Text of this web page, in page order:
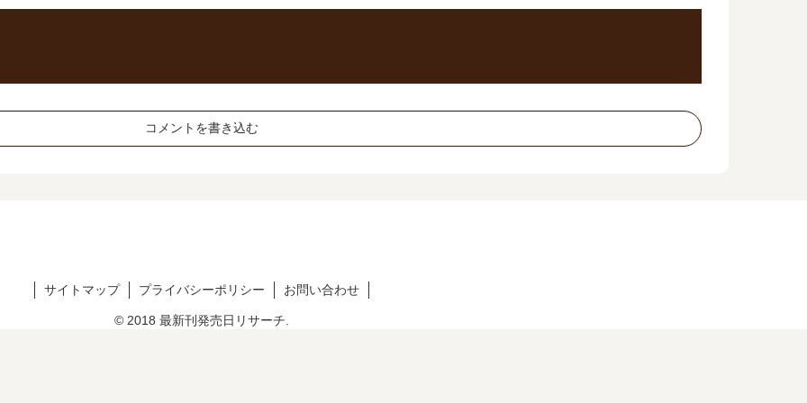
コメントを書き込む
サイトマップ プライバシーポリシー お問い合わせ
© 2018 最新刊発売日リサーチ.